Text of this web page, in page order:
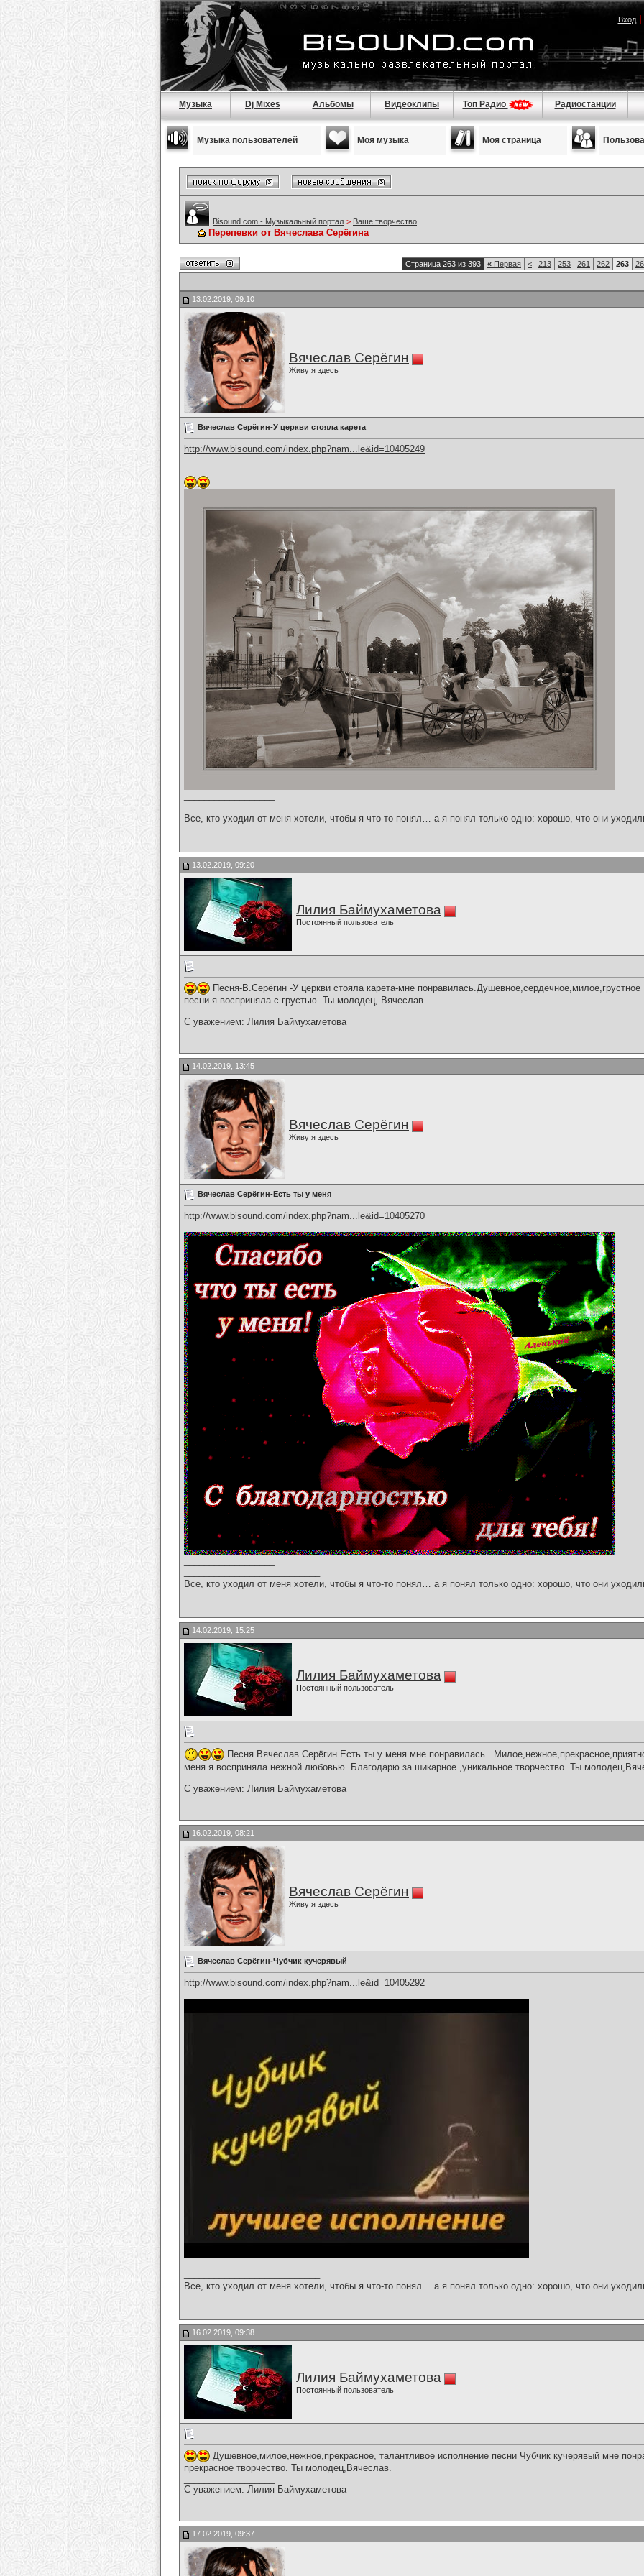
Вход|
Музыка Dj Mixes Альбомы Видеоклипы Топ Радио Радиостанции
Музыка пользователей Моя музыка Моя страница
Bisound.com - Музыкальный портал > Ваше творчество
Перепевки от Вячеслава Серёгина
Страница 263 из 393 « Первая < 213 253 261 262 263
13.02.2019, 09:10
Вячеслав Серёгин
Живу я здесь
Вячеслав Серёгин-У церкви стояла карета
http://www.bisound.com/index.php?nam...le&id=10405249
Все, кто уходил от меня хотели, чтобы я что-то понял… а я понял только одно: хорошо, что они
13.02.2019, 09:20
Лилия Баймухаметова
Постоянный пользователь
Песня-В.Серёгин -У церкви стояла карета-мне
песни я восприняла с грустью. Ты молодец, Вячеслав.
С уважением: Лилия Баймухаметова
14.02.2019, 13:45
Вячеслав Серёгин
Живу я здесь
Вячеслав Серёгин-Есть ты у меня
http://www.bisound.com/index.php?nam...le&id=10405270
Все, кто уходил от меня хотели, чтобы я что-то понял… а я понял только одно: хорошо, что они
14.02.2019, 15:25
Лилия Баймухаметова
Постоянный пользователь
Песня Вячеслав Серёгин Есть ты у меня мне понравилась .
меня я восприняла нежной любовью. Благодарю за шикарное ,уникальное творчество. Ты
С уважением: Лилия Баймухаметова
16.02.2019, 08:21
Вячеслав Серёгин
Живу я здесь
Вячеслав Серёгин-Чубчик кучерявый
http://www.bisound.com/index.php?nam...le&id=10405292
Все, кто уходил от меня хотели, чтобы я что-то понял… а я понял только одно: хорошо, что они
16.02.2019, 09:38
Лилия Баймухаметова
Постоянный пользователь
Душевное,милое,нежное,прекрасное, талантливое исполнение песни Чубчик кучерявый мне
прекрасное творчество. Ты молодец,Вячеслав.
С уважением: Лилия Баймухаметова
17.02.2019, 09:37